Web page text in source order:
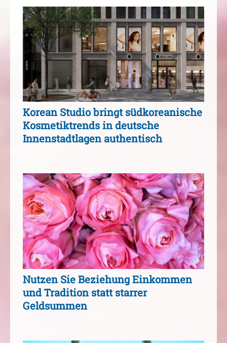
Korean Studio bringt südkoreanische
Kosmetiktrends in deutsche
Innenstadtlagen authentisch
Nutzen Sie Beziehung Einkommen
und Tradition statt starrer
Geldsummen